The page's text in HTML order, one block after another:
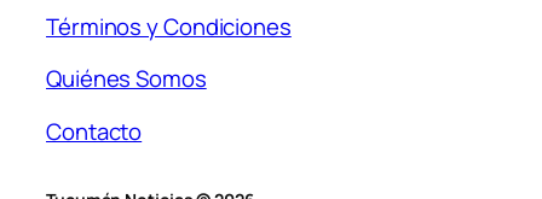
Términos y Condiciones
Quiénes Somos
Contacto